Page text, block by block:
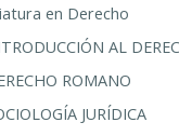
en Derecho
AL
ROMANO
JURÍDICA